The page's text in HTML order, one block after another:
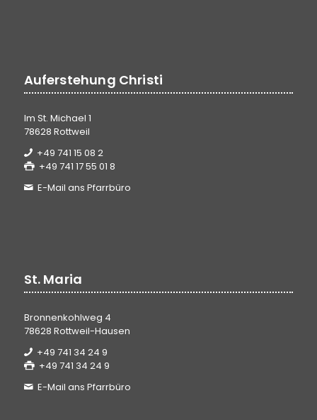
Auferstehung Christi
Im St. Michael 1
78628 Rottweil
+49 741 15 08 2
+49 741 17 55 01 8
E-Mail ans Pfarrbüro
St. Maria
Bronnenkohlweg 4
78628 Rottweil-Hausen
+49 741 34 24 9
+49 741 34 24 9
E-Mail ans Pfarrbüro